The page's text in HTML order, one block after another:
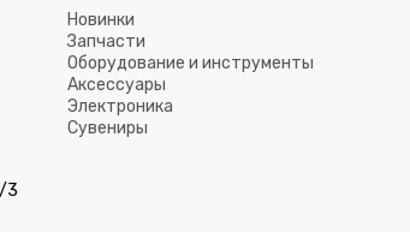
3
Новинки
Запчасти
Оборудование и инструменты
Аксессуары
Электроника
Сувениры